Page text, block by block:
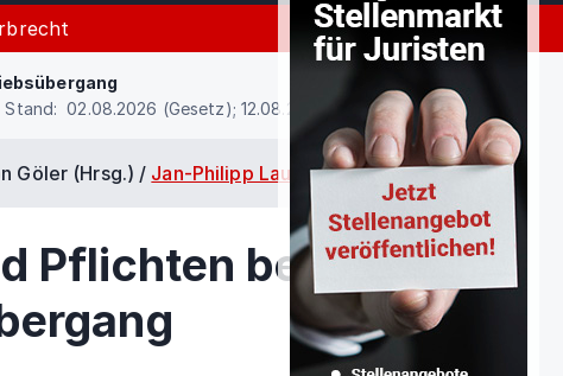
Stand: 02.08.2026 (Gesetz); 12.08.2021 (Kommentierung)
Göler (Hrsg.) / Jan-Philipp Lautebach/§ 613a
Pflichten bei